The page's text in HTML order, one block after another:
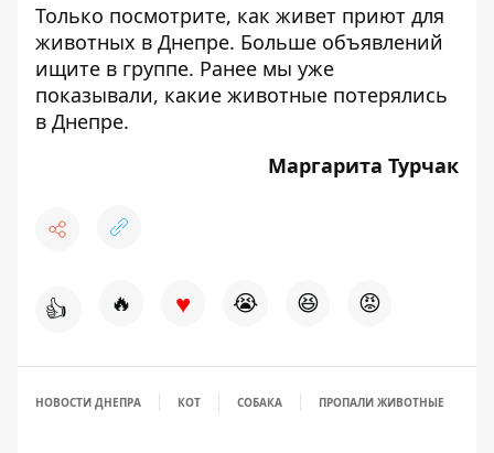
Только посмотрите, как живет приют для
животных в Днепре. Больше объявлений
ищите в группе. Ранее мы уже
показывали, какие животные потерялись
в Днепре.
Маргарита Турчак
👍 🔥 ♥ 😭 😆 😡
НОВОСТИ ДНЕПРА КОТ СОБАКА ПРОПАЛИ ЖИВОТНЫЕ